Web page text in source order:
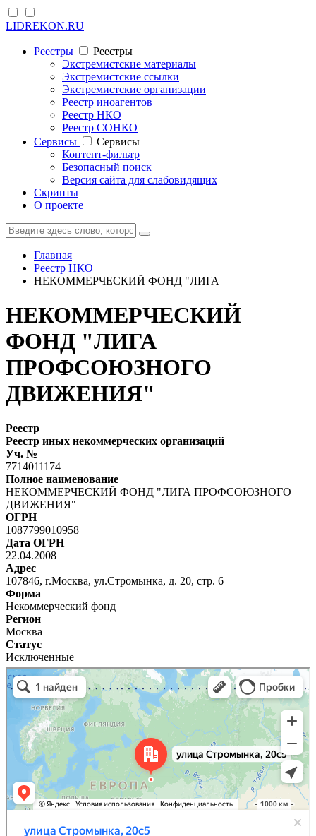
LIDREKON.RU
Реестры
Реестры
Экстремистские материалы
Экстремистские ссылки
Экстремистские организации
Реестр иноагентов
Реестр НКО
Реестр СОНКО
Cервисы
Cервисы
Контент-фильтр
Безопасный поиск
Версия сайта для слабовидящих
Скрипты
О проекте
Главная
Реестр НКО
НЕКОММЕРЧЕСКИЙ ФОНД "ЛИГА
НЕКОММЕРЧЕСКИЙ
ФОНД "ЛИГА
ПРОФСОЮЗНОГО
ДВИЖЕНИЯ"
Реестр
Реестр иных некоммерческих организаций
Уч. №
7714011174
Полное наименование
НЕКОММЕРЧЕСКИЙ ФОНД "ЛИГА ПРОФСОЮЗНОГО
ДВИЖЕНИЯ"
ОГРН
1087799010958
Дата ОГРН
22.04.2008
Адрес
107846, г.Москва, ул.Стромынка, д. 20, стр. 6
Форма
Некоммерческий фонд
Регион
Москва
Статус
Исключенные